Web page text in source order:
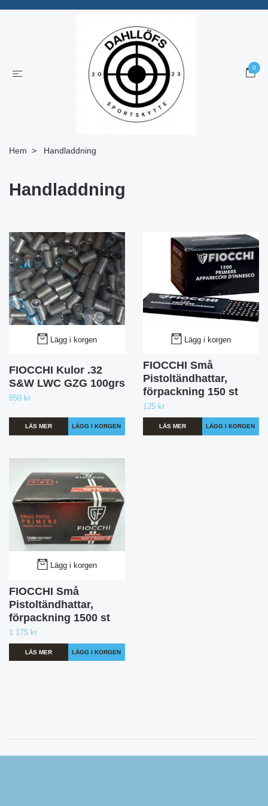
0
Hem Handladdning
Handladdning
Lägg i korgen
FIOCCHI Kulor .32
S&W LWC GZG 100grs
850 kr
LÄS MER
Lägg i korgen
FIOCCHI Små
Pistoltändhattar,
förpackning 150 st
125 kr
LÄS MER
Lägg i korgen
FIOCCHI Små
Pistoltändhattar,
förpackning 1500 st
1 175 kr
LÄS MER